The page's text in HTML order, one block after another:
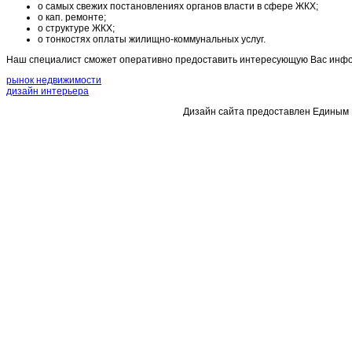
о самых свежих постановлениях органов власти в сфере ЖКХ;
о кап. ремонте;
о структуре ЖКХ;
о тонкостях оплаты жилищно-коммунальных услуг.
Наш специалист сможет оперативно предоставить интересующую Вас
рынок недвижимости
дизайн интерьера
Дизайн сайта предоставлен